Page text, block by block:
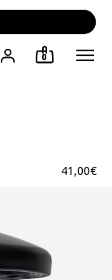
0
41,00€